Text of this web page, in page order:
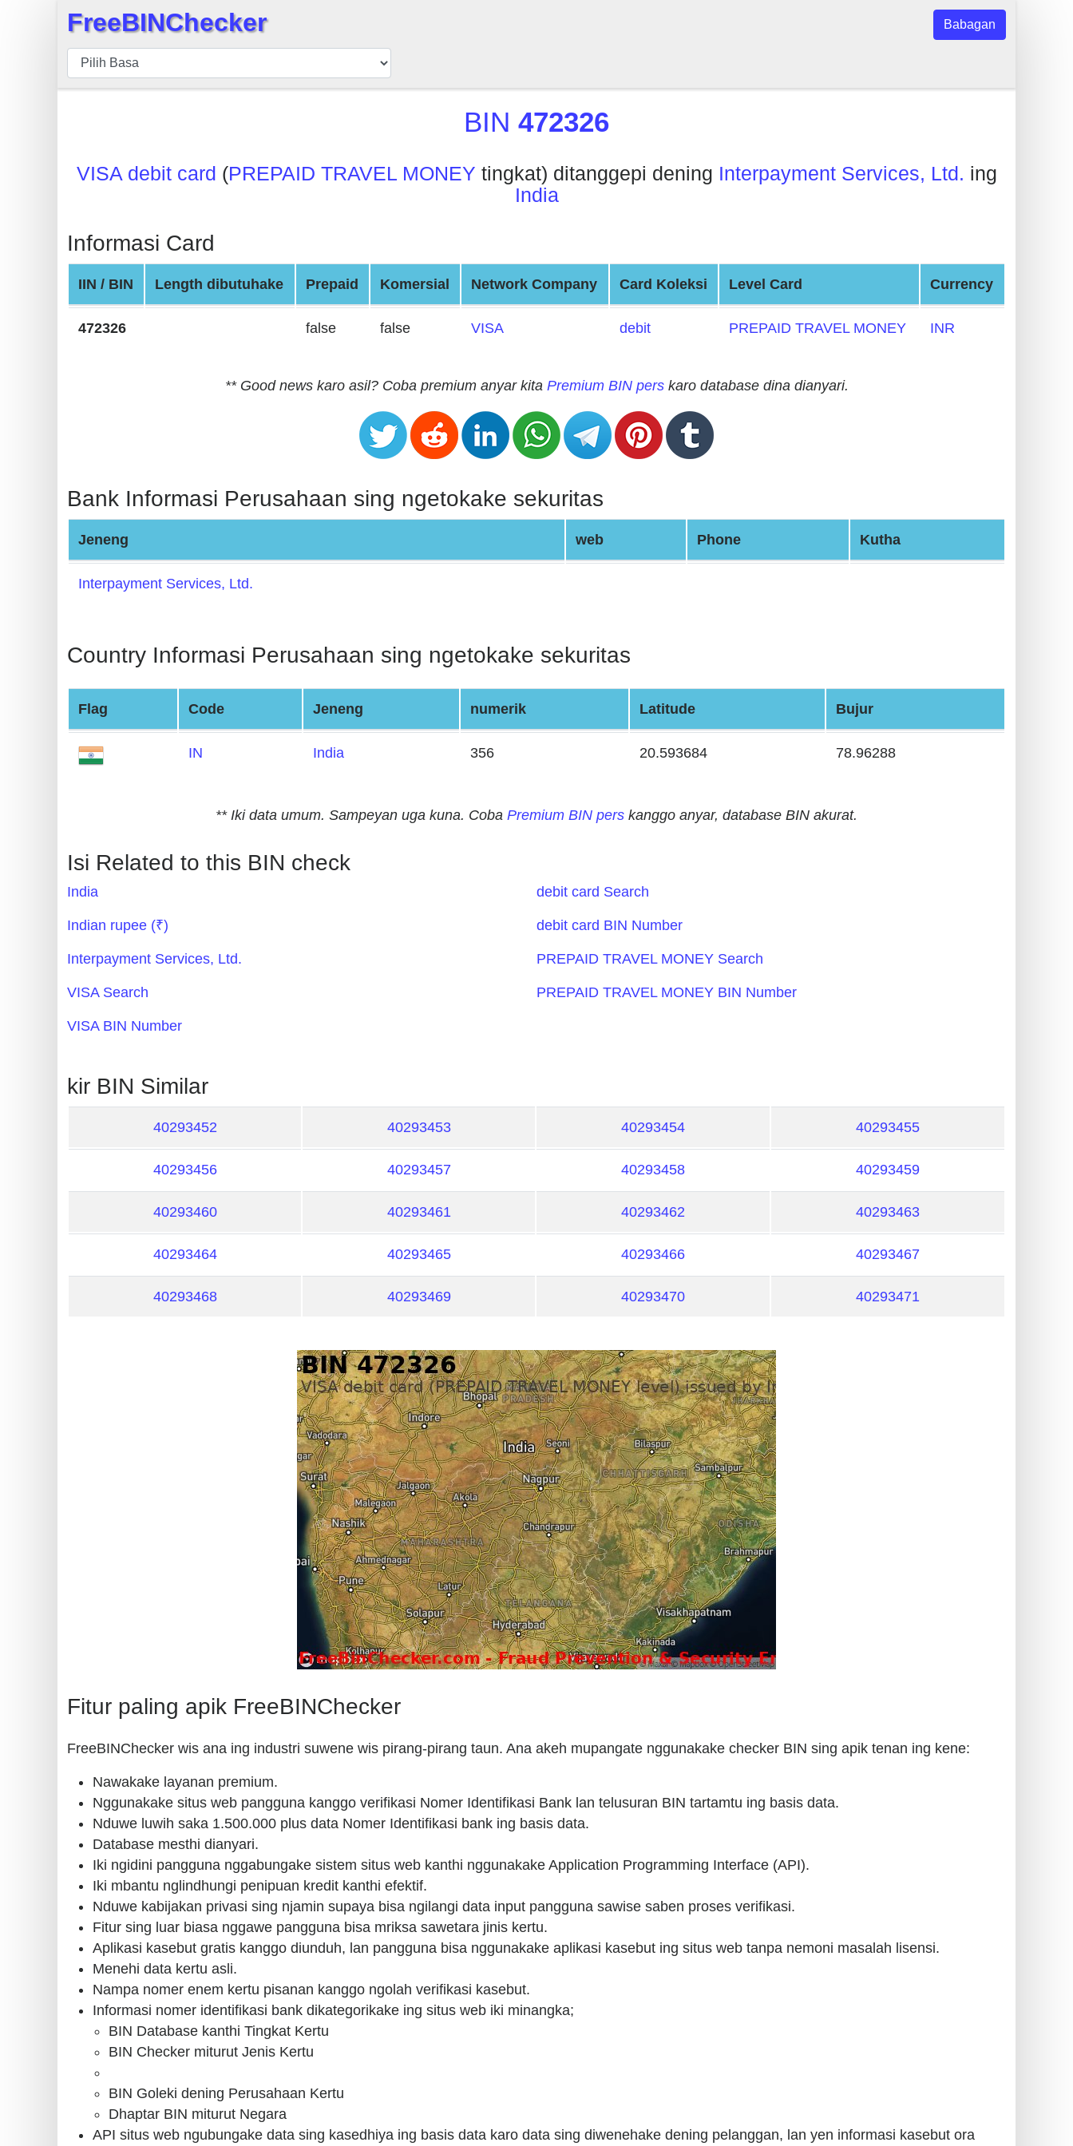
BIN
pers
Panggil
BIN
Generator
BIN
Checker
Credit
Card
Validator
Credit
Random
Card
Generator
Generate
Credit
Credit
Checker
Service
What
is
IP
?
IP
IP
Checker
Validator
FreeBINChecker Babagan
BIN 472326
VISA debit card (PREPAID TRAVEL MONEY tingkat) ditanggepi dening Interpayment Services, Ltd. ing
India
Informasi Card
IIN / BIN Length dibutuhake Prepaid Komersial Network Company Card Koleksi Level Card Currency
472326 false false VISA debit PREPAID TRAVEL MONEY INR
** Good news karo asil? Coba premium anyar kita Premium BIN perskaro database dina dianyari.
Bank Informasi Perusahaan sing ngetokake sekuritas
Jeneng web Phone Kutha
Interpayment Services, Ltd.
Country Informasi Perusahaan sing ngetokake sekuritas
Flag Code Jeneng numerik Latitude Bujur
IN India 356 20.593684 78.96288
** Iki data umum. Sampeyan uga kuna. Coba Premium BIN pers kanggo anyar, database BIN akurat.
Isi Related to this BIN check
India
Indian rupee (₹)
Interpayment Services, Ltd.
VISA Search
VISA BIN Number
debit card Search
debit card BIN Number
PREPAID TRAVEL MONEY Search
PREPAID TRAVEL MONEY BIN Number
kir BIN Similar
40293452 40293453 40293454 40293455
40293456 40293457 40293458 40293459
40293460 40293461 40293462 40293463
40293464 40293465 40293466 40293467
40293468 40293469 40293470 40293471
Fitur paling apik FreeBINChecker
FreeBINChecker wis ana ing industri suwene wis pirang-pirang taun. Ana akeh mupangate nggunakake checker BIN sing apik tenan ing kene:
Nawakake layanan premium.
Nggunakake situs web pangguna kanggo verifikasi Nomer Identifikasi Bank lan telusuran BIN tartamtu ing basis data.
Nduwe luwih saka 1.500.000 plus data Nomer Identifikasi bank ing basis data.
Database mesthi dianyari.
Iki ngidini pangguna nggabungake sistem situs web kanthi nggunakake Application Programming Interface (API).
Iki mbantu nglindhungi penipuan kredit kanthi efektif.
Nduwe kabijakan privasi sing njamin supaya bisa ngilangi data input pangguna sawise saben proses verifikasi.
Fitur sing luar biasa nggawe pangguna bisa mriksa sawetara jinis kertu.
Aplikasi kasebut gratis kanggo diunduh, lan pangguna bisa nggunakake aplikasi kasebut ing situs web tanpa nemoni masalah lisensi.
Menehi data kertu asli.
Nampa nomer enem kertu pisanan kanggo ngolah verifikasi kasebut.
Informasi nomer identifikasi bank dikategorikake ing situs web iki minangka;
BIN Database kanthi Tingkat Kertu
BIN Checker miturut Jenis Kertu
BIN Goleki dening Perusahaan Kertu
Dhaptar BIN miturut Negara
API situs web ngubungake data sing kasedhiya ing basis data karo data sing diwenehake dening pelanggan, lan yen informasi kasebut ora